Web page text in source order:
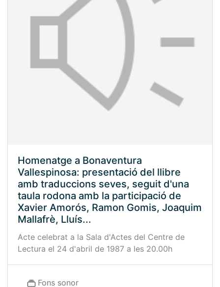
Homenatge a Bonaventura
Vallespinosa: presentació del llibre
amb traduccions seves, seguit d'una
taula rodona amb la participació de
Xavier Amorós, Ramon Gomis, Joaquim
Mallafrè, Lluís...
Acte celebrat a la Sala d'Actes del Centre de
Lectura el 24 d'abril de 1987 a les 20.00h
Fons sonor